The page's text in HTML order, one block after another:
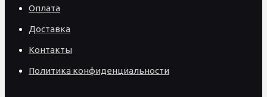
Оплата
Доставка
Контакты
Политика конфиденциальности